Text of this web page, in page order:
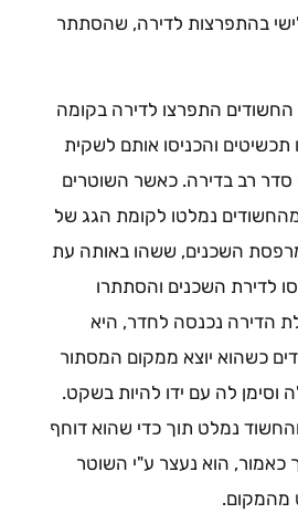
בהתפרצות לדירה, שהסתתר
התפרצו לדירה בקומה
תכשיטים והכניסו אותם לשקית
סדר רב בדירה. כאשר השוטרים
מהחשודים נמלטו לקומת הגג של
השכנים, ששהו באותה עת
לדירת השכנים והסתתרו
הדירה נכנסה לחדר, היא
כשהוא יוצא ממקום המסתור
וסימן לה עם ידו להיות בשקט.
נמלט תוך כדי שהוא דוחף
הוא נעצר ע"י השוטר
מהמקום.